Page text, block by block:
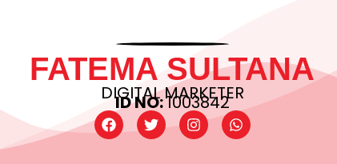
FATEMA SULTANA
DIGITAL MARKETER
ID NO:1003842